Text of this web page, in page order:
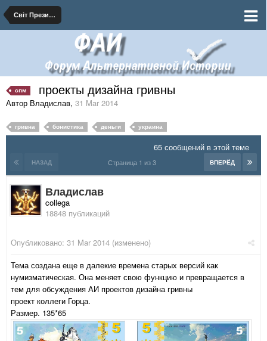
Світ Президента Москаленко
спм проекты дизайна гривны
Автор Владислав, 31 Mar 2014
гривна бонистика деньги украина
65 сообщений в этой теме
НАЗАД ВПЕРЁД
Страница 1 из 3
Владислав
collega
18848 публикаций
Опубликовано: 31 Mar 2014 (изменено)
Тема создана еще в далекие времена старых версий как
нумизматическая. Она меняет свою функцию и превращается в
тем для обсуждения АИ проектов дизайна гривны
проект коллеги Горца.
Размер. 135*65